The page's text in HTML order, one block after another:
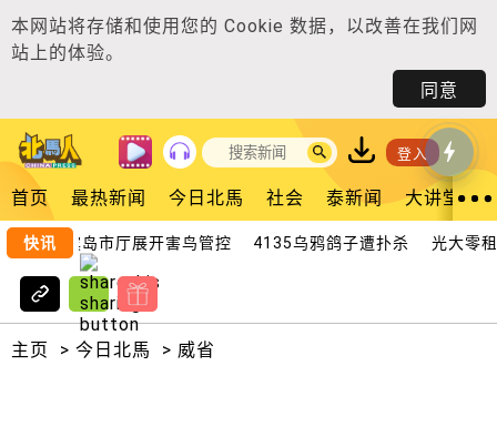
本网站将存储和使用您的 Cookie 数据，以改善在我们网
站上的体验。
同意
登入
首页 最热新闻 今日北馬 社会 泰新闻 大讲堂
快讯槟岛市厅展开害鸟管控 4135乌鸦鸽子遭扑杀 光大零租
主页 > 今日北馬 > 威省